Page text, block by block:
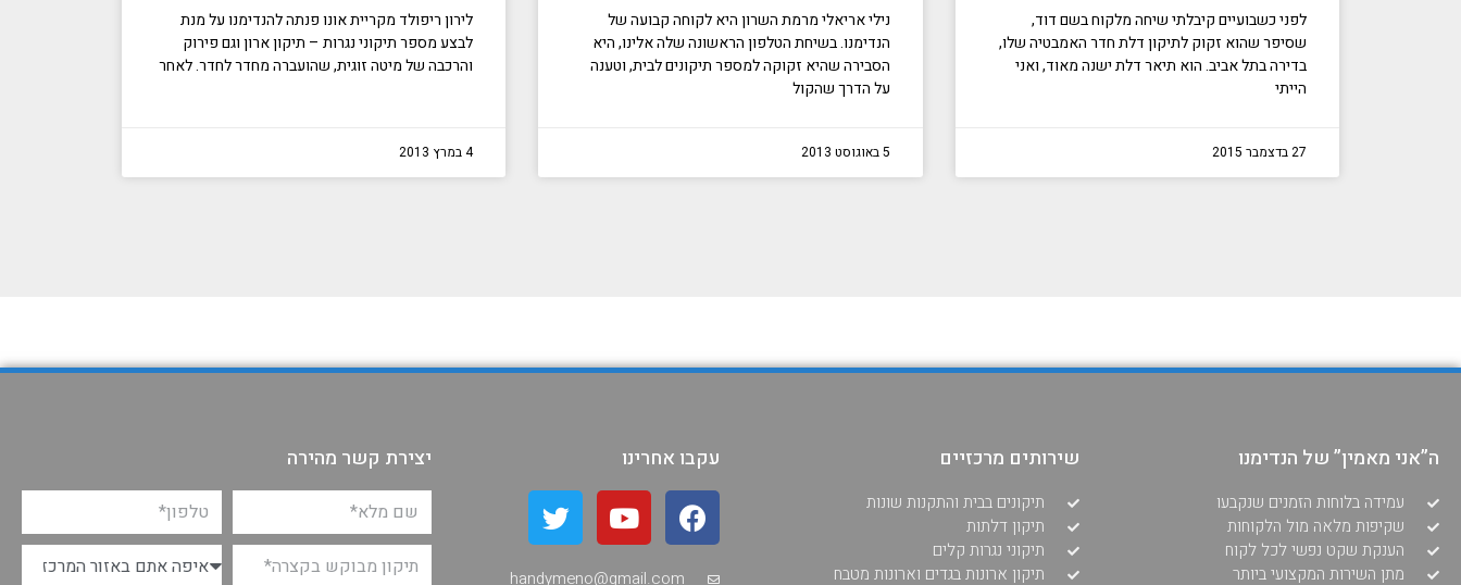
לפני כשבועיים קיבלתי שיחה מלקוח בשם דוד,
שסיפר שהוא זקוק לתיקון דלת חדר האמבטיה שלו,
בדירה בתל אביב. הוא תיאר דלת ישנה מאוד, ואני
הייתי
27 בדצמבר 2015
נילי אריאלי מרמת השרון היא לקוחה קבועה של
הנדימנו. בשיחת הטלפון הראשונה שלה אלינו, היא
הסבירה שהיא זקוקה למספר תיקונים לבית, וטענה
על הדרך שהקול
5 באוגוסט 2013
לירון ריפולד מקריית אונו פנתה להנדימנו על מנת
לבצע מספר תיקוני נגרות – תיקון ארון וגם פירוק
והרכבה של מיטה זוגית, שהועברה מחדר לחדר. לאחר
4 במרץ 2013
ה”אני מאמין” של הנדימנו
עמידה בלוחות הזמנים שנקבעו
שקיפות מלאה מול הלקוחות
הענקת שקט נפשי לכל לקוח
מתן השירות המקצועי ביותר
שירותים מרכזיים
תיקונים בבית והתקנות שונות
תיקון דלתות
תיקוני נגרות קלים
תיקון ארונות בגדים וארונות מטבח
עקבו אחרינו
handymeno@gmail.com
יצירת קשר מהירה